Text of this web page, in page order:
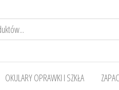
OKULARY OPRAWKI I SZKŁA